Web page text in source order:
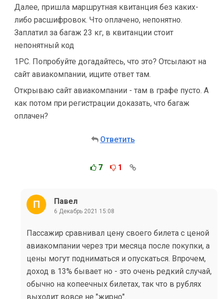
Далее, пришла маршрутная квитанция без каких-
либо расшифровок. Что оплачено, непонятно.
Заплатил за багаж 23 кг, в квитанции стоит
непонятный код
1РС. Попробуйте догадайтесь, что это? Отсылают на
сайт авиакомпании, ищите ответ там.
Открываю сайт авиакомпании - там в графе пусто. А
как потом при регистрации доказать, что багаж
оплачен?
Ответить
7 1
Павел
6 Декабрь 2021 15:08
Пассажир сравнивал цену своего билета с ценой
авиакомпании через три месяца после покупки, а
цены могут подниматься и опускаться. Впрочем,
доход в 13% бывает но - это очень редкий случай,
обычно на копеечных билетах, так что в рублях
выходит вовсе не "жирно".